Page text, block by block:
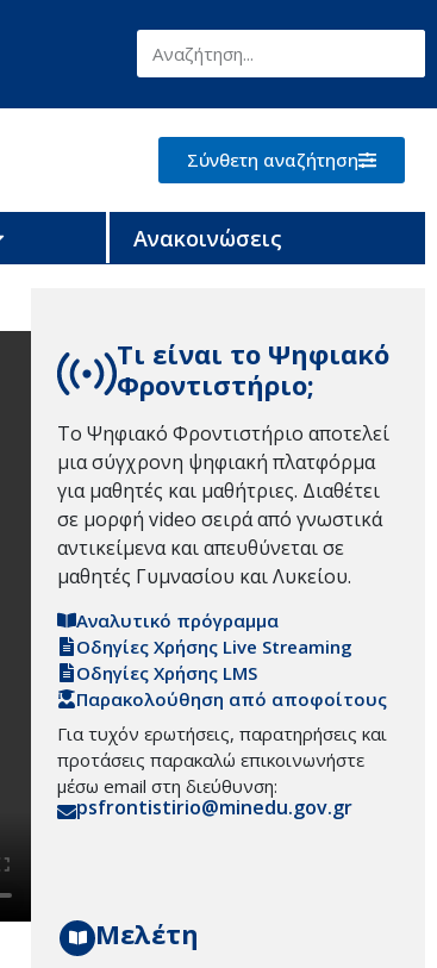
Σύνθετη αναζήτηση
Ανακοινώσεις
Τι είναι το Ψηφιακό
Φροντιστήριο;
Το Ψηφιακό Φροντιστήριο αποτελεί
μια σύγχρονη ψηφιακή πλατφόρμα
για μαθητές και μαθήτριες. Διαθέτει
σε μορφή video σειρά από γνωστικά
αντικείμενα και απευθύνεται σε
μαθητές Γυμνασίου και Λυκείου.
Αναλυτικό πρόγραμμα
Οδηγίες Χρήσης Live Streaming
Οδηγίες Χρήσης LMS
Παρακολούθηση από αποφοίτους
Για τυχόν ερωτήσεις, παρατηρήσεις και
προτάσεις παρακαλώ επικοινωνήστε
μέσω email στη διεύθυνση:
psfrontistirio@minedu.gov.gr
Μελέτη